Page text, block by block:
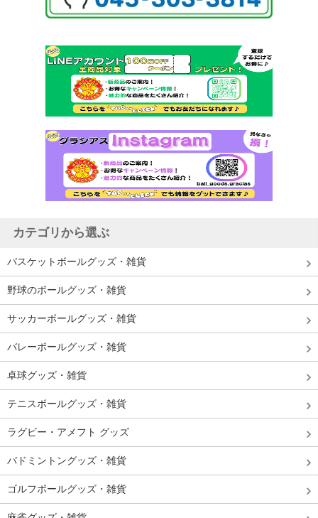
カテゴリから選ぶ
バスケットボールグッズ・雑貨
野球のボールグッズ・雑貨
サッカーボールグッズ・雑貨
バレーボールグッズ・雑貨
卓球グッズ・雑貨
テニスボールグッズ・雑貨
ラグビー・アメフト グッズ
バドミントングッズ・雑貨
ゴルフボールグッズ・雑貨